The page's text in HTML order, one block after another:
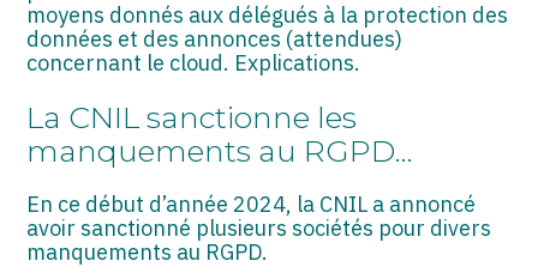
EXPATRIÉ NON RÉSIDANT
IMPATRIÉ / EXPATRIÉ
ASSOCIATIONS
SECTEUR AUDIOVISUEL
moyens donnés aux délégués à la protection des
données et des annonces (attendues)
concernant le cloud. Explications.
La CNIL sanctionne les
manquements au RGPD…
En ce début d’année 2024, la CNIL a annoncé
avoir sanctionné plusieurs sociétés pour divers
manquements au RGPD.